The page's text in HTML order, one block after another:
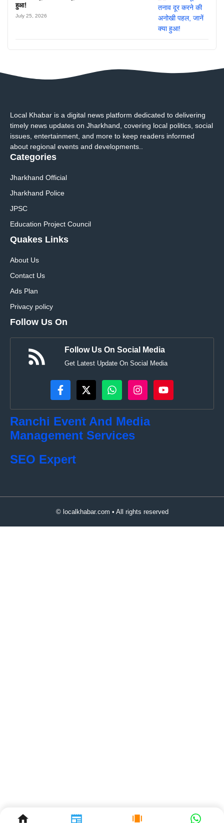
हुआ!
July 25, 2026
Local Khabar is a digital news platform dedicated to delivering
timely news updates on Jharkhand, covering local politics, social
issues, entertainment, and more to keep readers informed
about regional events and developments..
Categories
Jharkhand Official
Jharkhand Police
JPSC
Education Project Council
Quakes Links
About Us
Contact Us
Ads Plan
Privacy policy
Follow Us On
Follow Us On Social Media
Get Latest Update On Social Media
Ranchi Event And Media
Management Services
SEO Expert
© localkhabar.com • All rights reserved